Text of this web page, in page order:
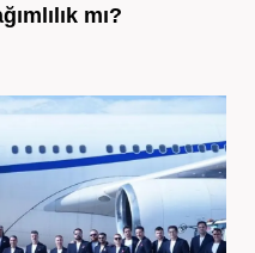
mı?